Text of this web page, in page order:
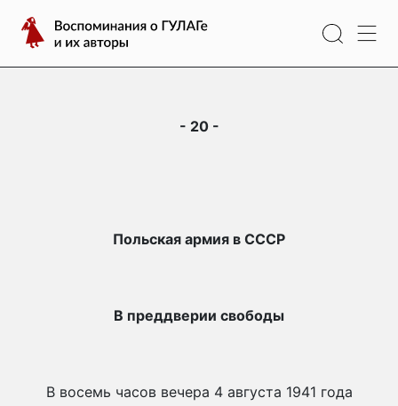
содержимому
Воспоминания
о
ГУЛАГе
- 20 -
Польская армия в СССР
В преддверии свободы
В восемь часов вечера 4 августа 1941 года